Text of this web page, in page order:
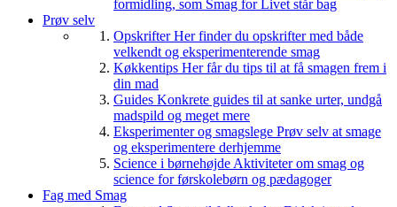
formidling, som Smag for Livet står bag
Prøv selv
OpskrifterHer finder du opskrifter med både
velkendt og eksperimenterende smag
Køkkentips Her får du tips til at få smagen frem i
din mad
Guides Konkrete guides til at sanke urter, undgå
madspild og meget mere
Eksperimenter og smagslege Prøv selv at smage
og eksperimentere derhjemme
Science i børnehøjde Aktiviteter om smag og
science for førskolebørn og pædagoger
Fag med Smag